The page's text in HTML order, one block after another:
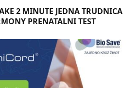
2 MINUTE JEDNA TRUDNICA
PRENATALNI TEST